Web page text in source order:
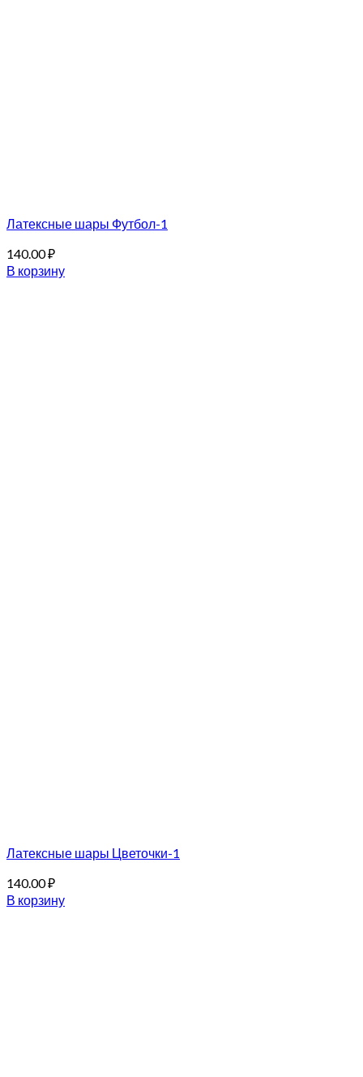
Латексные шары Футбол-1
140.00₽
В корзину
Латексные шары Цветочки-1
140.00₽
В корзину